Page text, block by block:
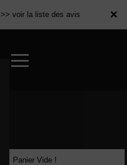
×
>> voir la liste des avis ×
Panier Vide !